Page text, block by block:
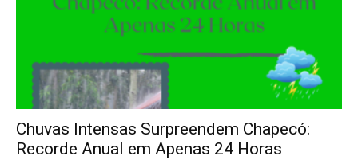
Chuvas Intensas Surpreendem Chapecó:
Recorde Anual em Apenas 24 Horas